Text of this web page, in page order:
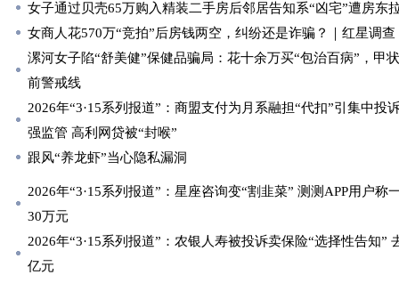
女子通过贝壳65万购入精装二手房后邻居告知系“凶宅”遭房东
女商人花570万“竞拍”后房钱两空，纠纷还是诈骗？｜红星调查
漯河女子陷“舒美健”保健品骗局：花十余万买“包治百病”，甲
前警戒线
2026年“3·15系列报道”：商盟支付为月系融担“代扣”引集中投
强监管 高利网贷被“封喉”
跟风“养龙虾”当心隐私漏洞
2026年“3·15系列报道”：星座咨询变“割韭菜” 测测APP用户称
30万元
2026年“3·15系列报道”：农银人寿被投诉卖保险“选择性告知”
亿元